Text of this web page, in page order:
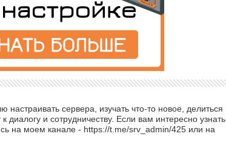
сервера, изучать что-то новое, делиться
и сотрудничеству. Если вам интересно узнать
на моем канале - https://t.me/srv_admin/425 или на